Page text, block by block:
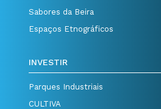
Sabores da Beira
Espaços Etnográficos
INVESTIR
Parques Industriais
CULTIVA